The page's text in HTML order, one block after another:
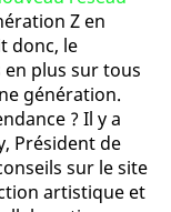
Z en
donc, le
plus sur tous
génération.
? Il y a
Président de
sur le site
artistique et